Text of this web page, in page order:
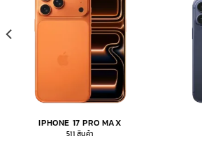
IPHONE 17 PRO MAX
511 สินค้า